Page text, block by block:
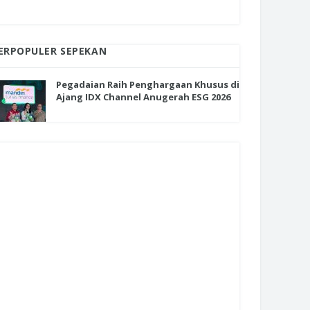
SEPEKAN
Pegadaian Raih Penghargaan Khusus di
Ajang IDX Channel Anugerah ESG 2026